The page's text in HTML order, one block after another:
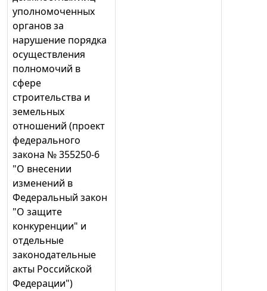
уполномоченных
органов за
нарушение порядка
осуществления
полномочий в
сфере
строительства и
земельных
отношений (проект
федерального
закона № 355250-6
"О внесении
изменений в
Федеральный закон
"О защите
конкуренции" и
отдельные
законодательные
акты Российской
Федерации")